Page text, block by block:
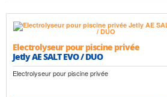
Electrolyseur pour piscine privée
Jetly AE SALT EVO / DUO
Electrolyseur pour piscine privée